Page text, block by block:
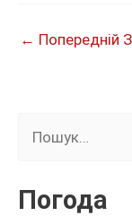
← Попередній
к
Погода